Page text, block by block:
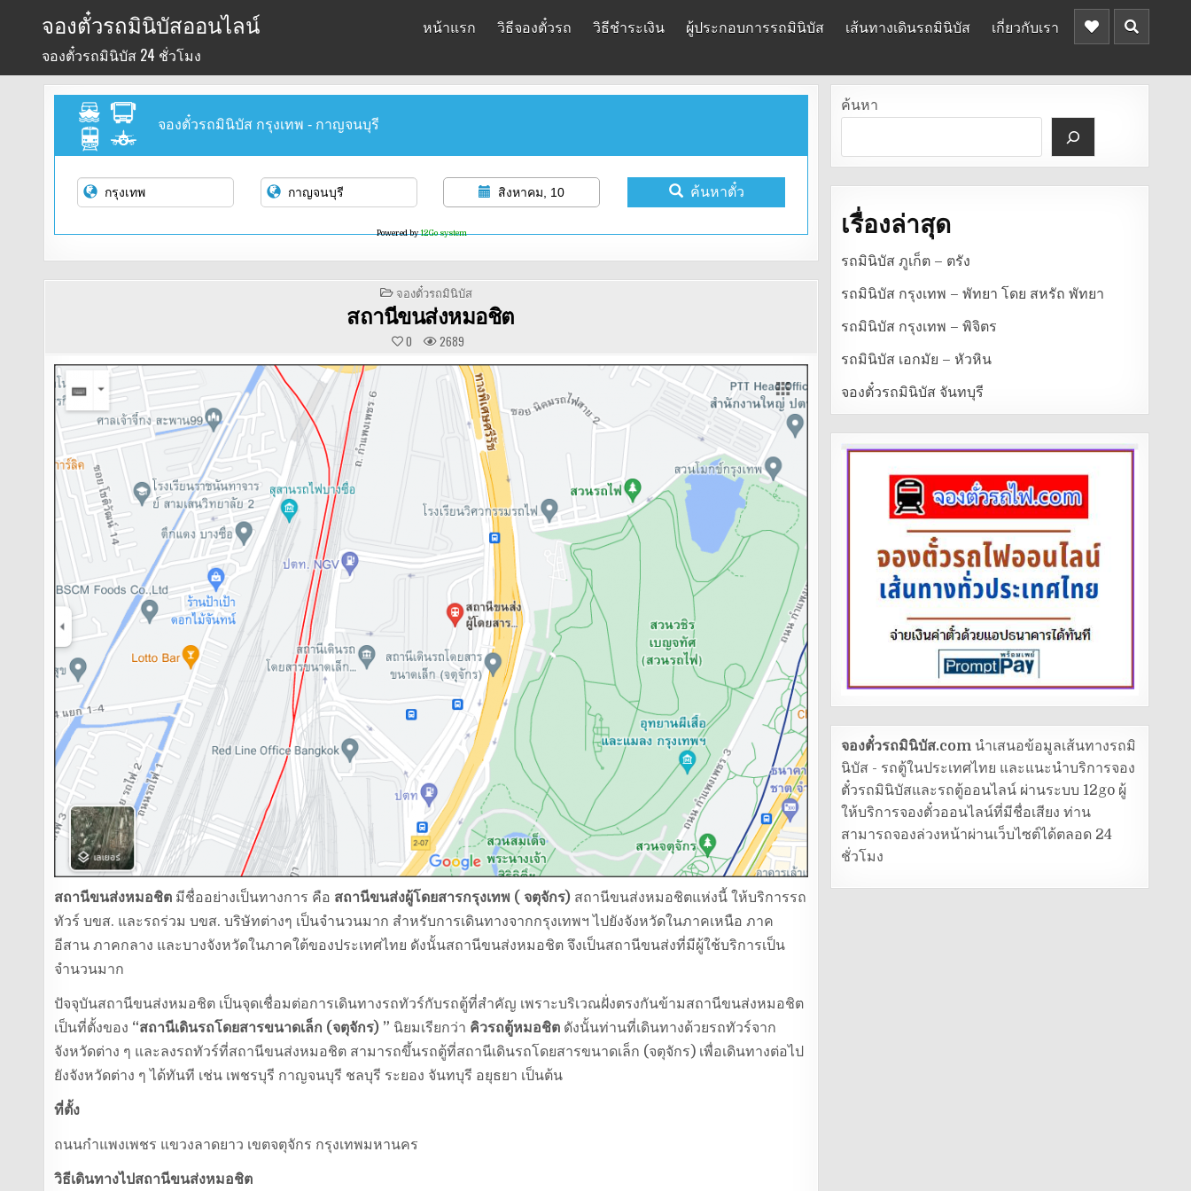
content
จองตั๋วรถมินิบัสออนไลน์
จองตั๋วรถมินิบัส 24 ชั่วโมง
หน้าแรก วิธีจองตั๋วรถ วิธีชำระเงิน ผู้ประกอบการรถมินิบัส เส้นทางเดินรถมินิบัส เกี่ยวกับเรา
จองตั๋วรถมินิบัส กรุงเทพ - กาญจนบุรี
สิงหาคม, 10 ค้นหาตั๋ว
Powered by12Go system
POSTED
IN
จองตั๋วรถมินิบัส
สถานีขนส่งหมอชิต
0 2689
สถานีขนส่งหมอชิต มีชื่ออย่างเป็นทางการ คือ สถานีขนส่งผู้โดยสารกรุงเทพ ( จตุจักร) สถานีขนส่งหมอชิตแห่งนี้ ให้บริการรถ
ทัวร์ บขส. และรถร่วม บขส. บริษัทต่างๆ เป็นจำนวนมาก สำหรับการเดินทางจากกรุงเทพฯ ไปยังจังหวัดในภาคเหนือ ภาค
อีสาน ภาคกลาง และบางจังหวัดในภาคใต้ของประเทศไทย ดังนั้นสถานีขนส่งหมอชิต จึงเป็นสถานีขนส่งที่มีผู้ใช้บริการเป็น
จำนวนมาก
ปัจจุบันสถานีขนส่งหมอชิต เป็นจุดเชื่อมต่อการเดินทางรถทัวร์กับรถตู้ที่สำคัญ เพราะบริเวณฝั่งตรงกันข้ามสถานีขนส่งหมอชิต
เป็นที่ตั้งของ “สถานีเดินรถโดยสารขนาดเล็ก (จตุจักร) ” นิยมเรียกว่า คิวรถตู้หมอชิต ดังนั้นท่านที่เดินทางด้วยรถทัวร์จาก
จังหวัดต่าง ๆ และลงรถทัวร์ที่สถานีขนส่งหมอชิต สามารถขึ้นรถตู้ที่สถานีเดินรถโดยสารขนาดเล็ก (จตุจักร) เพื่อเดินทางต่อไป
ยังจังหวัดต่าง ๆ ได้ทันที เช่น เพชรบุรี กาญจนบุรี ชลบุรี ระยอง จันทบุรี อยุธยา เป็นต้น
ที่ตั้ง
ถนนกำแพงเพชร แขวงลาดยาว เขตจตุจักร กรุงเทพมหานคร
วิธีเดินทางไปสถานีขนส่งหมอชิต
ค้นหา
เรื่องล่าสุด
รถมินิบัส ภูเก็ต – ตรัง
รถมินิบัส กรุงเทพ – พัทยา โดย สหรัถ พัทยา
รถมินิบัส กรุงเทพ – พิจิตร
รถมินิบัส เอกมัย – หัวหิน
จองตั๋วรถมินิบัส จันทบุรี
จองตั๋วรถมินิบัส.comนำเสนอข้อมูลเส้นทางรถมิ
นิบัส - รถตู้ในประเทศไทย และแนะนำบริการจอง
ตั๋วรถมินิบัสและรถตู้ออนไลน์ ผ่านระบบ 12go ผู้
ให้บริการจองตั๋วออนไลน์ที่มีชื่อเสียง ท่าน
สามารถจองล่วงหน้าผ่านเว็บไซต์ได้ตลอด 24
ชั่วโมง